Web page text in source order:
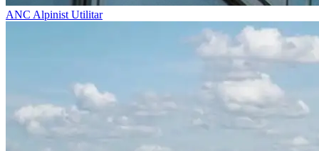
ANC Alpinist Utilitar